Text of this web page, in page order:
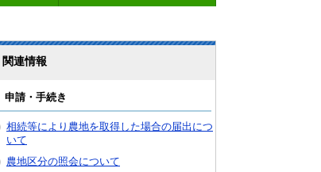
関連情報
申請・手続き
相続等により農地を取得した場合の届出につ
いて
農地区分の照会について